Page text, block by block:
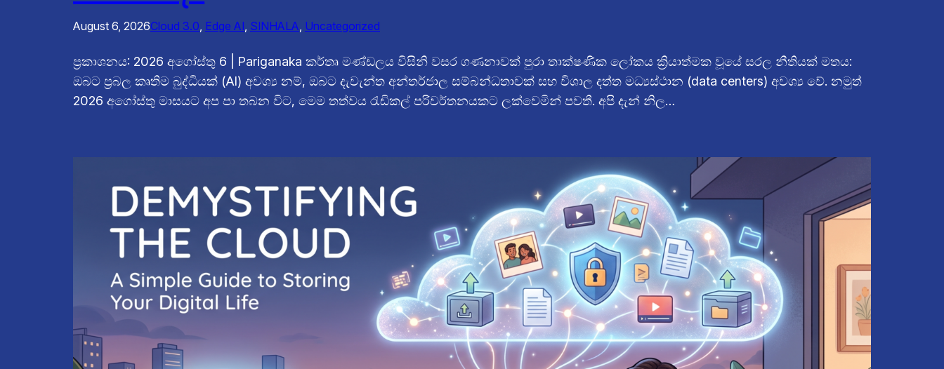
August 6, 2026Cloud 3.0, Edge AI, SINHALA, Uncategorized
ප්‍රකාශනය: 2026 අගෝස්තු 6 | Pariganaka කර්තෘ මණ්ඩලය විසිනි වසර ගණනාවක් පුරා තාක්ෂණික ලෝකය ක්‍රියාත්මක වූයේ සරල නීතියක් මතය:
ඔබට ප්‍රබල කෘතිම බුද්ධියක් (AI) අවශ්‍ය නම්, ඔබට දැවැන්ත අන්තර්ජාල සම්බන්ධතාවක් සහ විශාල දත්ත මධ්‍යස්ථාන (data centers) අවශ්‍ය වේ. නමුත්
2026 අගෝස්තු මාසයට අප පා තබන විට, මෙම තත්වය රැඩිකල් පරිවර්තනයකට ලක්වෙමින් පවතී. අපි දැන් නිල…